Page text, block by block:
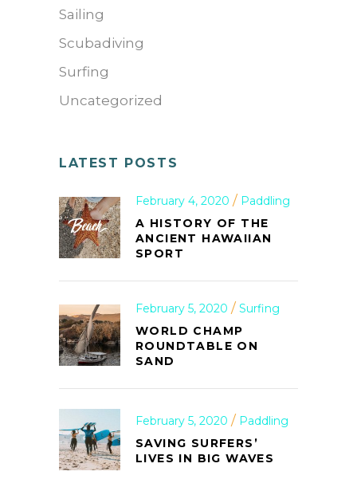
Sailing
Scubadiving
Surfing
Uncategorized
LATEST POSTS
February 4, 2020
Paddling
A HISTORY OF THE
ANCIENT HAWAIIAN
SPORT
February 5, 2020
Surfing
WORLD CHAMP
ROUNDTABLE ON
SAND
February 5, 2020
Paddling
SAVING SURFERS’
LIVES IN BIG WAVES